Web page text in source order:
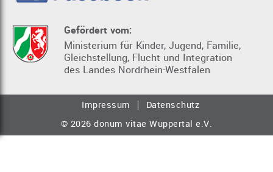
Gefördert vom:
Ministerium für Kinder, Jugend, Familie,
Gleichstellung, Flucht und Integration
des Landes Nordrhein-Westfalen
© 2026 donum vitae Wuppertal e.V.
Impressum Datenschutz